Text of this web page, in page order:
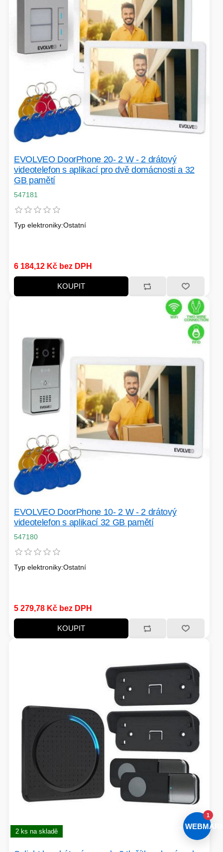
EVOLVEO DoorPhone 20- 2 W - 2 drátový
videotelefon s aplikací pro dvě domácnosti a 32
GB pamětí
547181
Typ elektroniky:Ostatní
6 184,12 Kč bez DPH
KOUPIT
EVOLVEO DoorPhone 10- 2 W - 2 drátový
videotelefon s aplikací 32 GB pamětí
547180
Typ elektroniky:Ostatní
5 279,78 Kč bez DPH
KOUPIT
2 ks na skladě
AI →
1